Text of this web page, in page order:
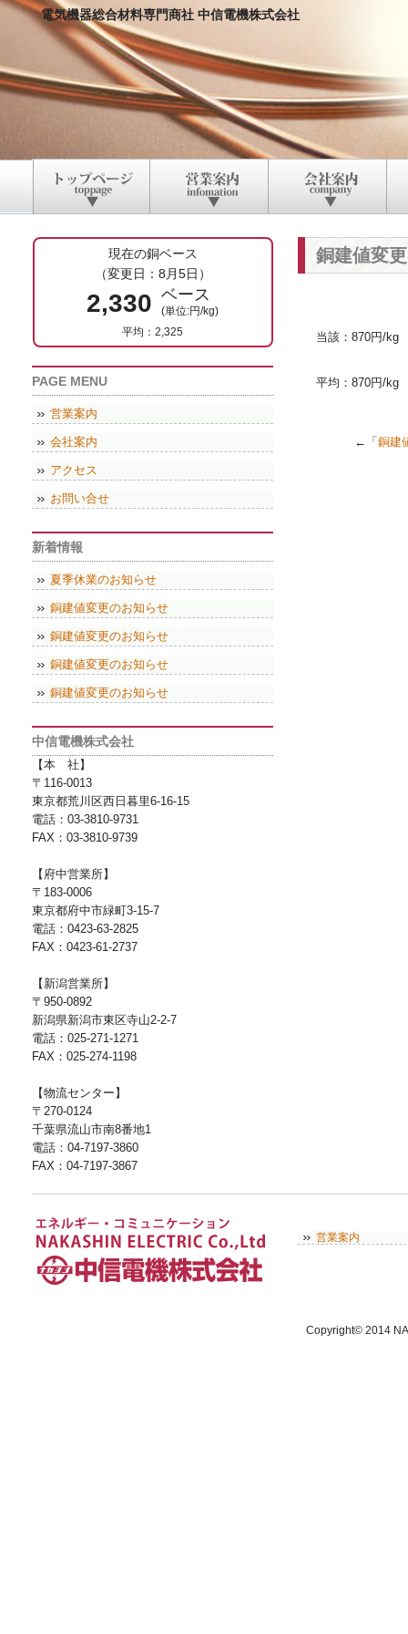
電気機器総合材料専門商社 中信電機株式会社
銅建値変
当該：870円/kg
平均：870円/kg
←「 銅建
現在の銅ベース
（変更日：8月5日）
2,330 ベース
(単位:円/kg)
平均：2,325
PAGE MENU
営業案内
会社案内
アクセス
お問い合せ
新着情報
夏季休業のお知らせ
銅建値変更のお知らせ
銅建値変更のお知らせ
銅建値変更のお知らせ
銅建値変更のお知らせ
中信電機株式会社
【本 社】
〒116-0013
東京都荒川区西日暮里6-16-15
電話：03-3810-9731
FAX：03-3810-9739
【府中営業所】
〒183-0006
東京都府中市緑町3-15-7
電話：0423-63-2825
FAX：0423-61-2737
【新潟営業所】
〒950-0892
新潟県新潟市東区寺山2-2-7
電話：025-271-1271
FAX：025-274-1198
【物流センター】
〒270-0124
千葉県流山市南8番地1
電話：04-7197-3860
FAX：04-7197-3867
営業案内
Copyright© 2014